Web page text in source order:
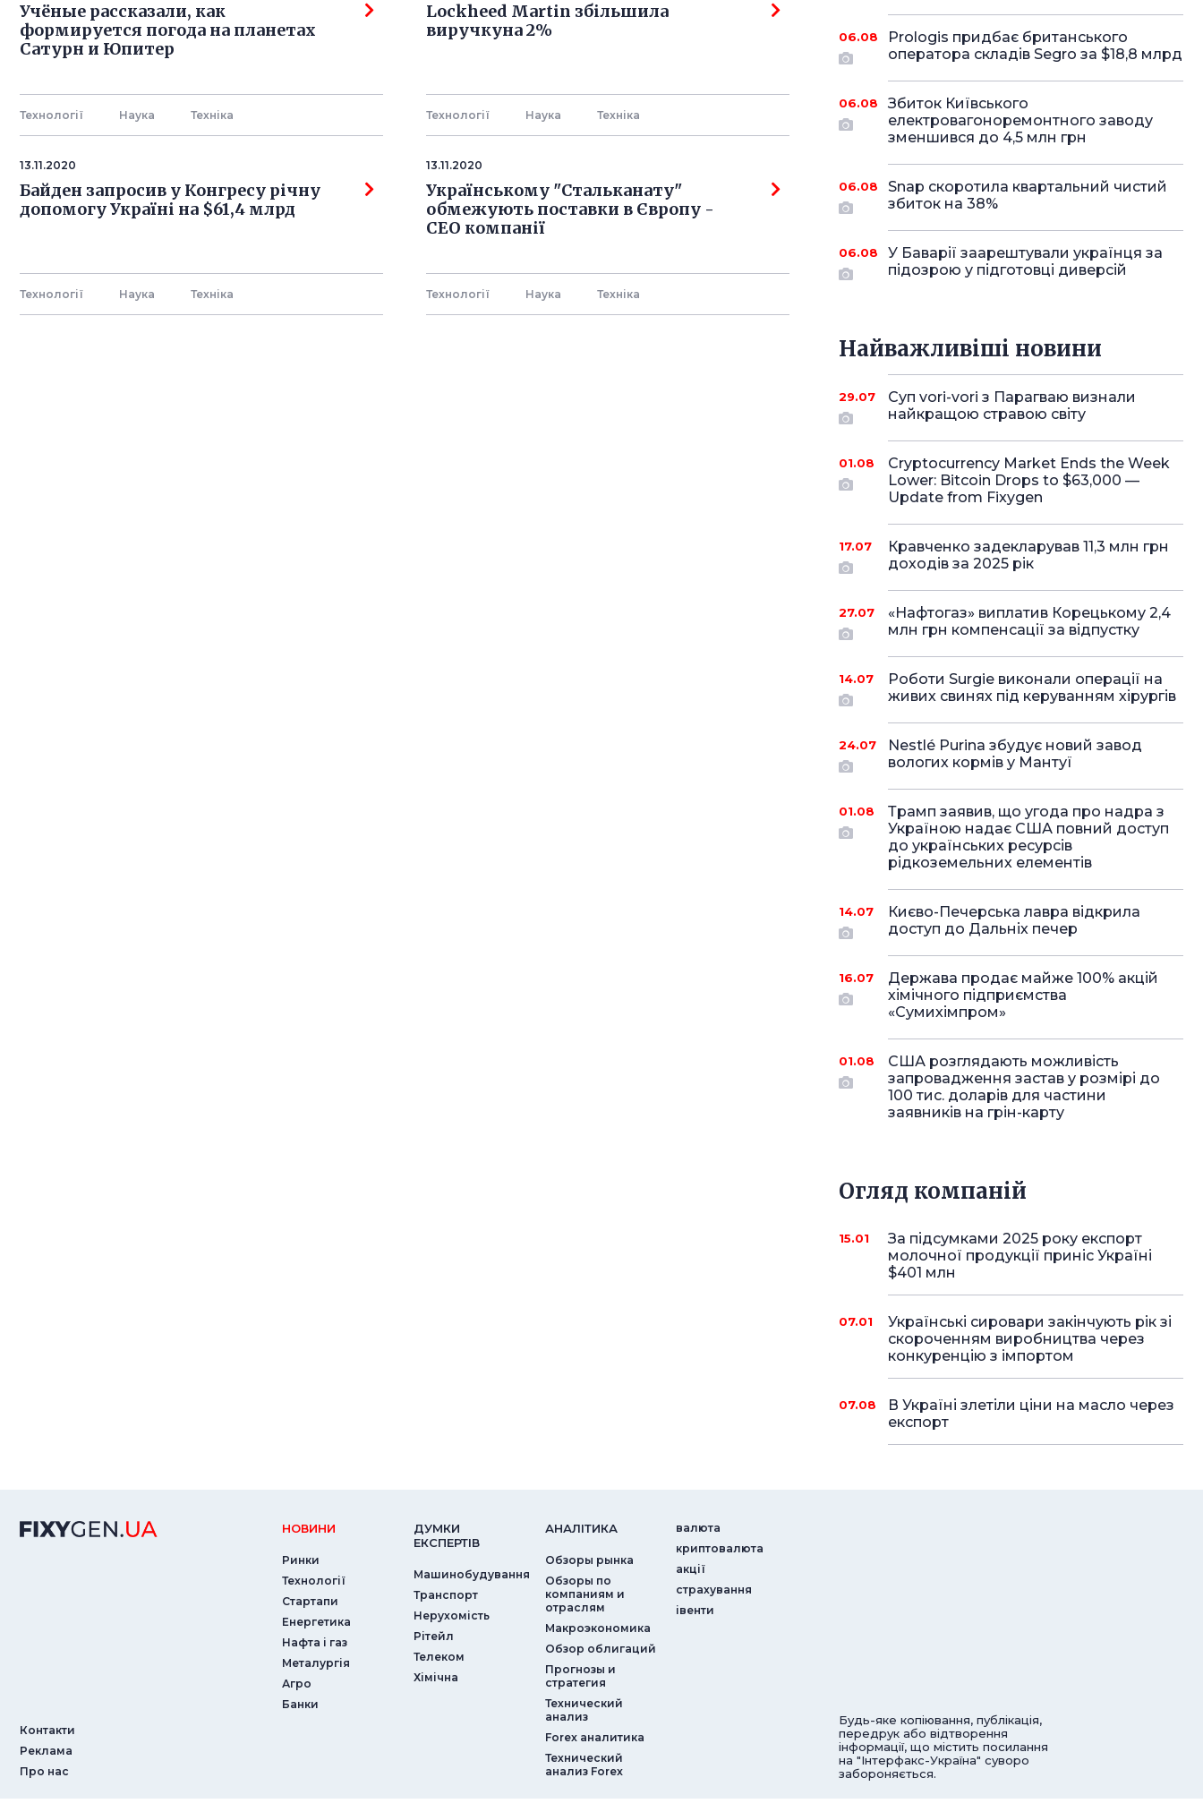
Учёные рассказали, как
формируется погода на планетах
Сатурн и Юпитер
Технології Наука Технiка
Lockheed Martin збільшила
виручкуна 2%
Технології Наука Технiка
13.11.2020
Байден запросив у Конгресу річну
допомогу Україні на $61,4 млрд
Технології Наука Технiка
13.11.2020
Українському "Стальканату"
обмежують поставки в Європу -
СЕО компанії
Технології Наука Технiка
06.08
Prologis придбає британського
оператора складів Segro за $18,8 млрд
06.08
Збиток Київського
електровагоноремонтного заводу
зменшився до 4,5 млн грн
06.08
Snap скоротила квартальний чистий
збиток на 38%
06.08
У Баварії заарештували українця за
підозрою у підготовці диверсій
Найважливіші новини
29.07
Суп vori-vori з Парагваю визнали
найкращою стравою світу
01.08
Cryptocurrency Market Ends the Week
Lower: Bitcoin Drops to $63,000 —
Update from Fixygen
17.07
Кравченко задекларував 11,3 млн грн
доходів за 2025 рік
27.07
«Нафтогаз» виплатив Корецькому 2,4
млн грн компенсації за відпустку
14.07
Роботи Surgie виконали операції на
живих свинях під керуванням хірургів
24.07
Nestlé Purina збудує новий завод
вологих кормів у Мантуї
01.08
Трамп заявив, що угода про надра з
Україною надає США повний доступ
до українських ресурсів
рідкоземельних елементів
14.07
Києво-Печерська лавра відкрила
доступ до Дальніх печер
16.07
Держава продає майже 100% акцій
хімічного підприємства
«Сумихімпром»
01.08
США розглядають можливість
запровадження застав у розмірі до
100 тис. доларів для частини
заявників на грін-карту
Огляд компаній
15.01
За підсумками 2025 року експорт
молочної продукції приніс Україні
$401 млн
07.01
Українські сировари закінчують рік зі
скороченням виробництва через
конкуренцію з імпортом
07.08
В Україні злетіли ціни на масло через
експорт
Контакти
Реклама
Про нас
НОВИНИ
Ринки
Технології
Стартапи
Енергетика
Нафта і газ
Металургія
Агро
Банки
ДУМКИ
ЕКСПЕРТIВ
Машинобудування
Транспорт
Нерухомість
Рітейл
Телеком
Хімічна
АНАЛIТИКА
Обзоры рынка
Обзоры по
компаниям и
отраслям
Макроэкономика
Обзор облигаций
Прогнозы и
стратегия
Технический
анализ
Forex аналитика
Технический
анализ Forex
валюта
криптовалюта
акції
страхування
iвенти
Будь-яке копіювання, публікація,
передрук або відтворення
інформації, що містить посилання
на "Інтерфакс-Україна" суворо
забороняється.